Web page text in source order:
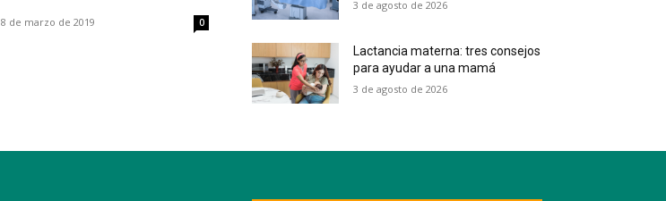
8 de marzo de 2019 0
3 de agosto de 2026
Lactancia materna: tres consejos
para ayudar a una mamá
3 de agosto de 2026